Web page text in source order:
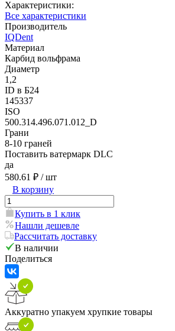
Характеристики:
Все характеристики
Производитель
IQDent
Материал
Карбид вольфрама
Диаметр
1,2
ID в Б24
145337
ISO
500.314.496.071.012_D
Грани
8-10 граней
Поставить ватермарк DLC
да
580.61 ₽ / шт
В корзину
Купить в 1 клик
Нашли дешевле
Рассчитать доставку
В наличии
Поделиться
Аккуратно упакуем хрупкие товары